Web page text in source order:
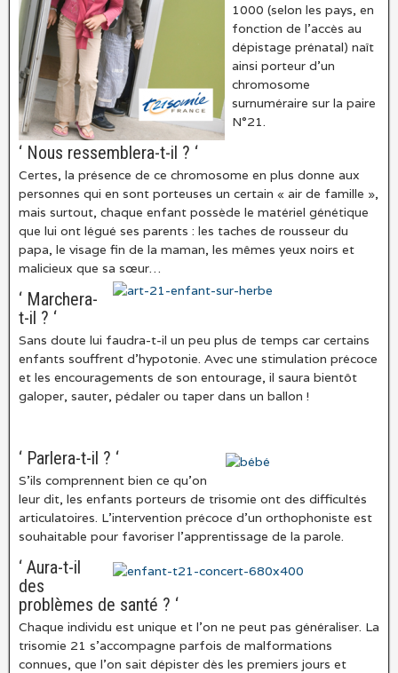
1000 (selon les pays, en
fonction de l’accès au
dépistage prénatal) naît
ainsi porteur d’un
chromosome
surnuméraire sur la paire
N°21.
‘ Nous ressemblera-t-il ? ‘
Certes, la présence de ce chromosome en plus donne aux
personnes qui en sont porteuses un certain « air de famille »,
mais surtout, chaque enfant possède le matériel génétique
que lui ont légué ses parents : les taches de rousseur du
papa, le visage fin de la maman, les mêmes yeux noirs et
malicieux que sa sœur…
‘ Marchera-
t-il ? ‘
Sans doute lui faudra-t-il un peu plus de temps car certains
enfants souffrent d’hypotonie. Avec une stimulation précoce
et les encouragements de son entourage, il saura bientôt
galoper, sauter, pédaler ou taper dans un ballon !
‘ Parlera-t-il ? ‘
S’ils comprennent bien ce qu’on
leur dit, les enfants porteurs de trisomie ont des difficultés
articulatoires. L’intervention précoce d’un orthophoniste est
souhaitable pour favoriser l’apprentissage de la parole.
‘ Aura-t-il
des
problèmes de santé ? ‘
Chaque individu est unique et l’on ne peut pas généraliser. La
trisomie 21 s’accompagne parfois de malformations
connues, que l’on sait dépister dès les premiers jours et